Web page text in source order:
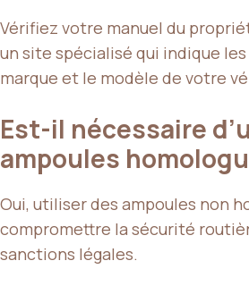
Vérifiez votre manuel du
un site spécialisé qui indique
marque et le modèle de votre
Est-il nécessaire
ampoules
Oui, utiliser des ampoules non
compromettre la sécurité
sanctions légales.